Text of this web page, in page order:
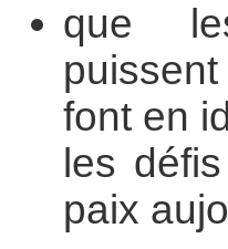
que
font en
les
paix